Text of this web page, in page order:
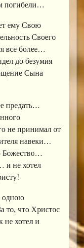
погибели…
ему Свою
Своего
все более…
до безумия
Сына
предать…
не принимал от
навеки…
Божество…
и не хотел
одною
то, что Христос
хотел и